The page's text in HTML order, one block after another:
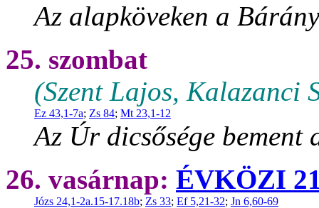
Az alapköveken a
25. szombat
(Szent Lajos, Kalazanci
Ez 43,1-7a; Zs 84; Mt 23,1-12
Az Úr dicsősége bement
26. vasárnap: ÉVKÖZI
Józs 24,1-2a.15-17.18b; Zs 33; Ef 5,21-32; Jn 6,60-69